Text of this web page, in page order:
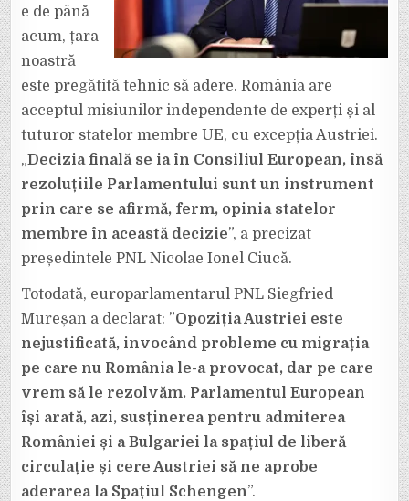
ANULUI.
e de până
acum, țara
noastră
este pregătită tehnic să adere. România are
acceptul misiunilor independente de experți și al
tuturor statelor membre UE, cu excepția Austriei.
„Decizia finală se ia în Consiliul European, însă
rezoluțiile Parlamentului sunt un instrument
prin care se afirmă, ferm, opinia statelor
membre în această decizie”, a precizat
președintele PNL Nicolae Ionel Ciucă.
Totodată, europarlamentarul PNL Siegfried
Mureșan a declarat: ”Opoziția Austriei este
nejustificată, invocând probleme cu migrația
pe care nu România le-a provocat, dar pe care
vrem să le rezolvăm. Parlamentul European
își arată, azi, susținerea pentru admiterea
României și a Bulgariei la spațiul de liberă
circulație și cere Austriei să ne aprobe
aderarea la Spațiul Schengen”.